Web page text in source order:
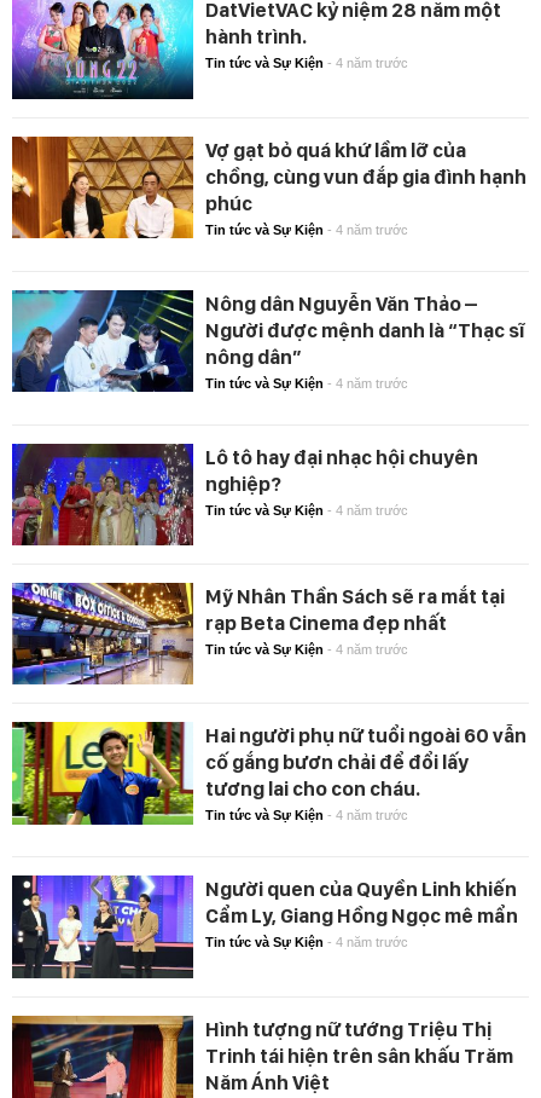
DatVietVAC kỷ niệm 28 năm một
hành trình.
Tin tức và Sự Kiện - 4 năm trước
Vợ gạt bỏ quá khứ lầm lỡ của
chồng, cùng vun đắp gia đình hạnh
phúc
Tin tức và Sự Kiện - 4 năm trước
Nông dân Nguyễn Văn Thảo –
Người được mệnh danh là “Thạc sĩ
nông dân”
Tin tức và Sự Kiện - 4 năm trước
Lô tô hay đại nhạc hội chuyên
nghiệp?
Tin tức và Sự Kiện - 4 năm trước
Mỹ Nhân Thần Sách sẽ ra mắt tại
rạp Beta Cinema đẹp nhất
Tin tức và Sự Kiện - 4 năm trước
Hai người phụ nữ tuổi ngoài 60 vẫn
cố gắng bươn chải để đổi lấy
tương lai cho con cháu.
Tin tức và Sự Kiện - 4 năm trước
Người quen của Quyền Linh khiến
Cẩm Ly, Giang Hồng Ngọc mê mẩn
Tin tức và Sự Kiện - 4 năm trước
Hình tượng nữ tướng Triệu Thị
Trinh tái hiện trên sân khấu Trăm
Năm Ánh Việt